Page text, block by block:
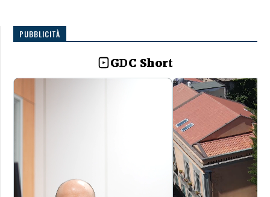
PUBBLICITÀ
GDC Short